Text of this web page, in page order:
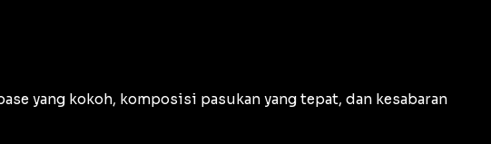
yang kokoh, komposisi pasukan yang tepat, dan kesabaran